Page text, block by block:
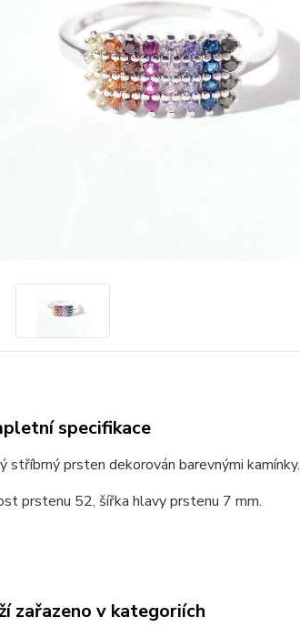
specifikace
stříbrný prsten dekorován barevnými kamínky.
prstenu 52, šířka hlavy prstenu 7 mm.
zařazeno v kategoriích